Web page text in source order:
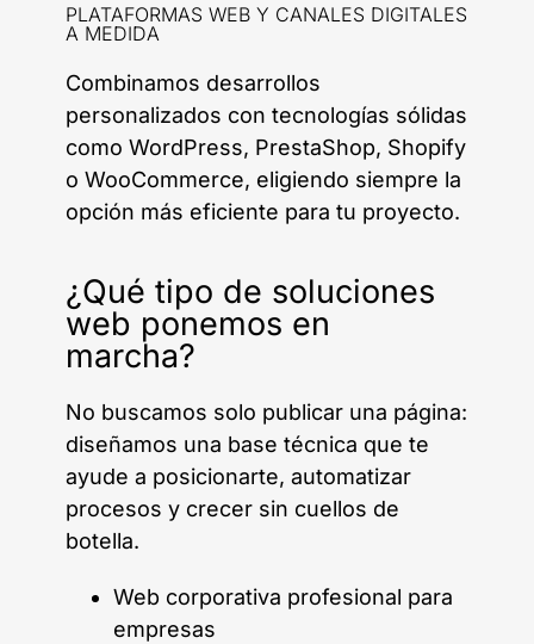
PLATAFORMAS WEB Y CANALES DIGITALES
A MEDIDA
Combinamos desarrollos
personalizados con tecnologías sólidas
como WordPress, PrestaShop, Shopify
o WooCommerce, eligiendo siempre la
opción más eficiente para tu proyecto.
¿Qué tipo de soluciones
web ponemos en
marcha?
No buscamos solo publicar una página:
diseñamos una base técnica que te
ayude a posicionarte, automatizar
procesos y crecer sin cuellos de
botella.
Web corporativa profesional para
empresas